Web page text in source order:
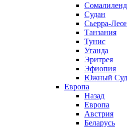
Сомалиленд
Судан
Сьерра-
Танзания
Тунис
Уганда
Эритрея
Эфиопия
Южный
Европа
Назад
Европа
Австрия
Беларусь